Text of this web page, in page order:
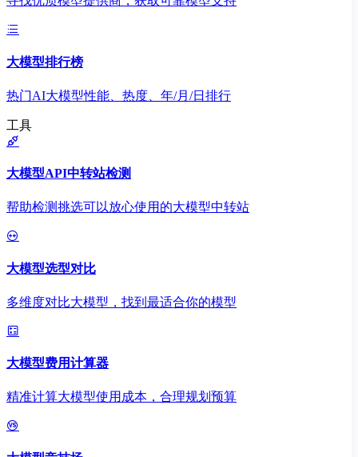
大模型排行榜
热门AI大模型性能、热度、年/月/日排行
工具
大模型API中转站检测
帮助检测挑选可以放心使用的大模型中转站
大模型选型对比
多维度对比大模型，找到最适合你的模型
大模型费用计算器
精准计算大模型使用成本，合理规划预算